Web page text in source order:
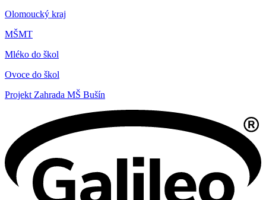
Olomoucký kraj
MŠMT
Mléko do škol
Ovoce do škol
Projekt Zahrada MŠ Bušín